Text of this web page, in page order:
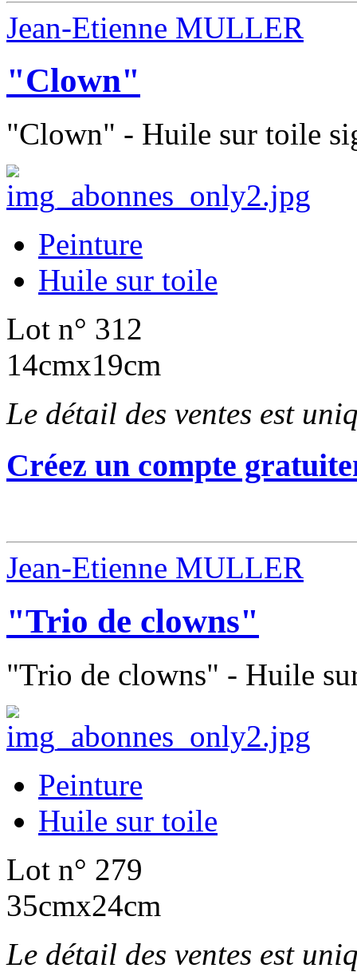
Jean-Etienne MULLER
"Clown"
"Clown" - Huile sur toile
Peinture
Huile sur toile
Lot n° 312
14cmx19cm
Le détail des ventes est
Créez un compte
Jean-Etienne MULLER
"Trio de clowns"
"Trio de clowns" - Huile
Peinture
Huile sur toile
Lot n° 279
35cmx24cm
Le détail des ventes est